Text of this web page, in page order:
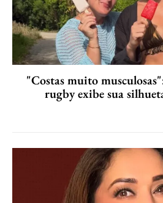
"Costas muito
rugby exibe sua